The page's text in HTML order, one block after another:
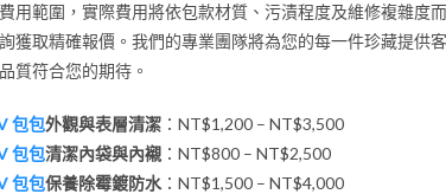
用範圍，實際費用將依包款材質、污漬程度及維修複雜度
詢獲取精確報價。我們的專業團隊將為您的每一件珍藏提供
質符合您的期待。
包包外觀與表層清潔 ：NT$1,200 – NT$3,500
包包清潔內袋與內襯 ：NT$800 – NT$2,500
包包保養除霉鍍防水 ：NT$1,500 – NT$4,000